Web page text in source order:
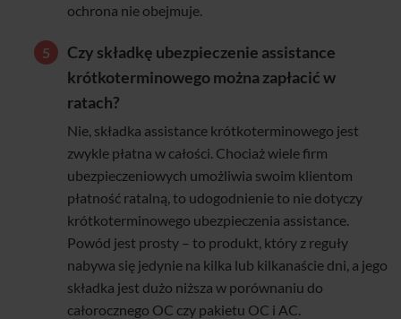
ochrona nie obejmuje.
Czy składkę ubezpieczenie assistance
krótkoterminowego można zapłacić w
ratach?
Nie, składka assistance krótkoterminowego jest
zwykle płatna w całości. Chociaż wiele firm
ubezpieczeniowych umożliwia swoim klientom
płatność ratalną, to udogodnienie to nie dotyczy
krótkoterminowego ubezpieczenia assistance.
Powód jest prosty – to produkt, który z reguły
nabywa się jedynie na kilka lub kilkanaście dni, a jego
składka jest dużo niższa w porównaniu do
całorocznego OC czy pakietu OC i AC.